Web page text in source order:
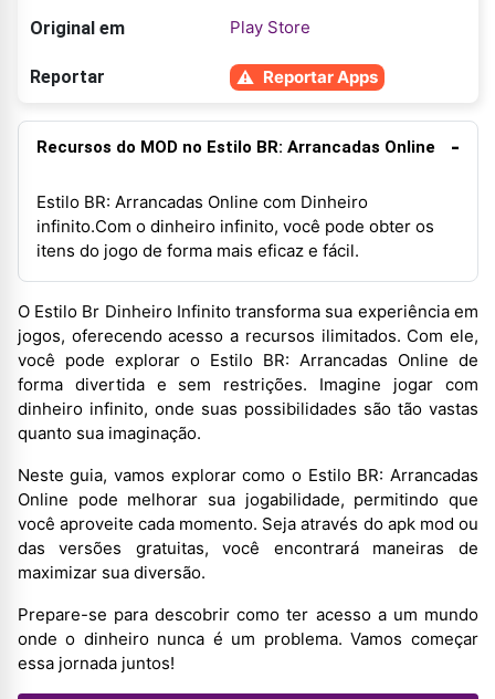
Original em Play Store
Reportar Reportar Apps
Recursos do MOD no Estilo BR: Arrancadas Online
Estilo BR: Arrancadas Online com Dinheiro
infinito.Com o dinheiro infinito, você pode obter os
itens do jogo de forma mais eficaz e fácil.
O Estilo Br Dinheiro Infinito transforma sua experiência em
jogos, oferecendo acesso a recursos ilimitados. Com ele,
você pode explorar o Estilo BR: Arrancadas Online de
forma divertida e sem restrições. Imagine jogar com
dinheiro infinito, onde suas possibilidades são tão vastas
quanto sua imaginação.
Neste guia, vamos explorar como o Estilo BR: Arrancadas
Online pode melhorar sua jogabilidade, permitindo que
você aproveite cada momento. Seja através do apk mod ou
das versões gratuitas, você encontrará maneiras de
maximizar sua diversão.
Prepare-se para descobrir como ter acesso a um mundo
onde o dinheiro nunca é um problema. Vamos começar
essa jornada juntos!